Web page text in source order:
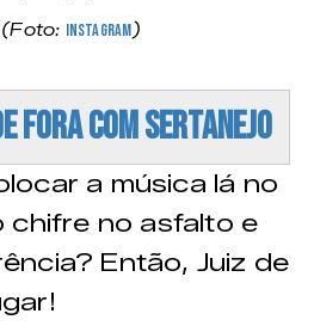
Instagram)
Fora com SERTANEJO
a música lá no
chifre no asfalto e
Então, Juiz de